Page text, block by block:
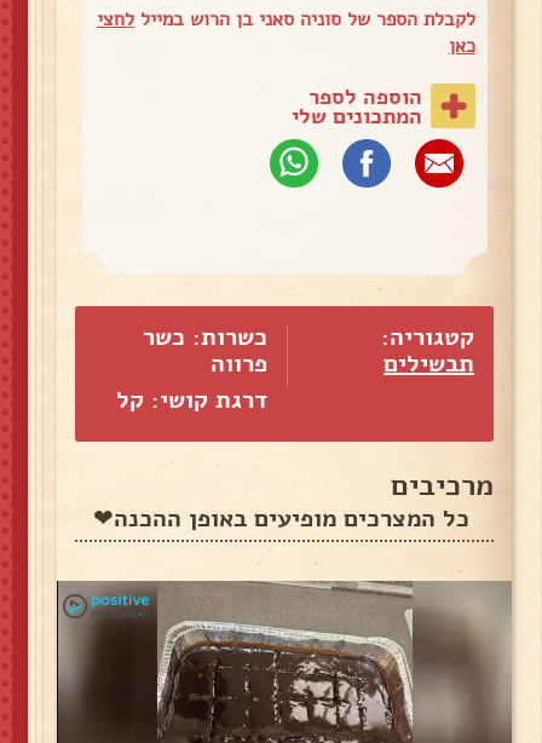
לקבלת הספר של סוניה סאני בן הרוש במייללחצי
כאן
הוספה לספר
המתכונים שלי
קטגוריה:
תבשילים
כשרות: כשר
פרווה
דרגת קושי: קל
מרכיבים
כל המצרכים מופיעים באופן ההכנה❤